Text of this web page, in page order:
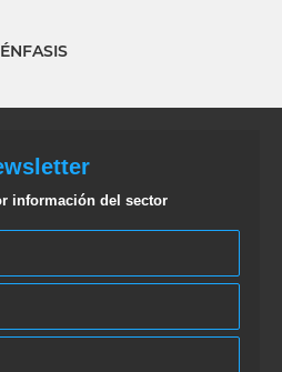
ÉNFASIS
información del sector